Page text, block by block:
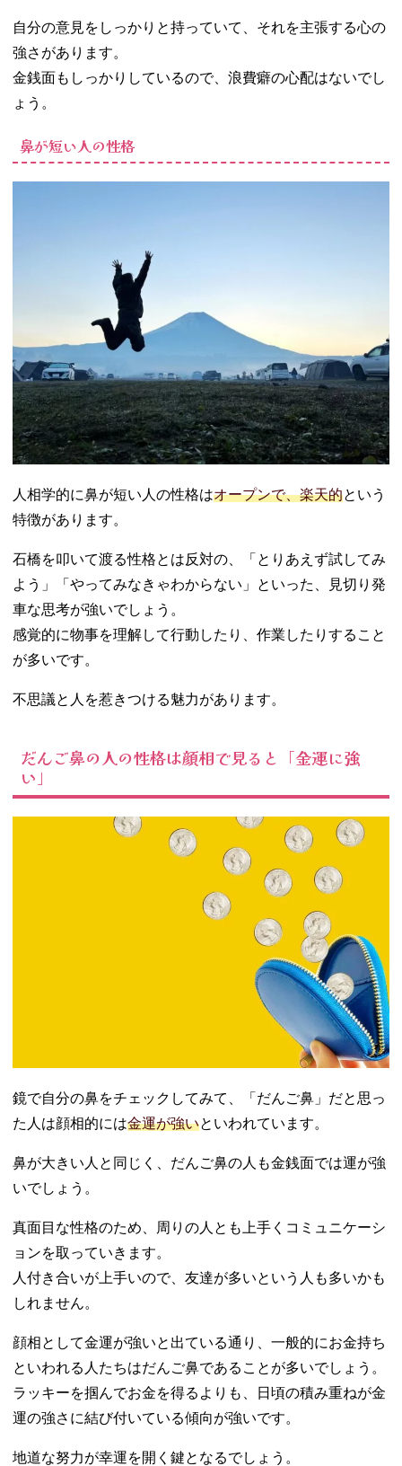
自分の意見をしっかりと持っていて、それを主張する心の
強さがあります。
金銭面もしっかりしているので、浪費癖の心配はないでし
ょう。
鼻が短い人の性格
人相学的に鼻が短い人の性格はオープンで、楽天的という
特徴があります。
石橋を叩いて渡る性格とは反対の、「とりあえず試してみ
よう」「やってみなきゃわからない」といった、見切り発
車な思考が強いでしょう。
感覚的に物事を理解して行動したり、作業したりすること
が多いです。
不思議と人を惹きつける魅力があります。
だんご鼻の人の性格は顔相で見ると「金運に強
い」
鏡で自分の鼻をチェックしてみて、「だんご鼻」だと思っ
た人は顔相的には金運が強いといわれています。
鼻が大きい人と同じく、だんご鼻の人も金銭面では運が強
いでしょう。
真面目な性格のため、周りの人とも上手くコミュニケーシ
ョンを取っていきます。
人付き合いが上手いので、友達が多いという人も多いかも
しれません。
顔相として金運が強いと出ている通り、一般的にお金持ち
といわれる人たちはだんご鼻であることが多いでしょう。
ラッキーを掴んでお金を得るよりも、日頃の積み重ねが金
運の強さに結び付いている傾向が強いです。
地道な努力が幸運を開く鍵となるでしょう。